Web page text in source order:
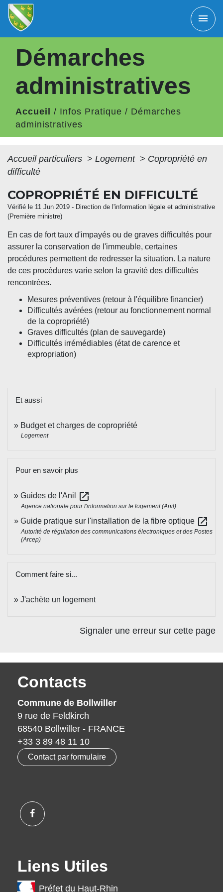
menu
Démarches
administratives
Accueil / Infos Pratique / Démarches
administratives
Accueil particuliers > Logement > Copropriété en
difficulté
COPROPRIÉTÉ EN DIFFICULTÉ
Vérifié le 11 Jun 2019 - Direction de l'information légale et administrative
(Première ministre)
En cas de fort taux d'impayés ou de graves difficultés pour
assurer la conservation de l'immeuble, certaines
procédures permettent de redresser la situation. La nature
de ces procédures varie selon la gravité des difficultés
rencontrées.
Mesures préventives (retour à l'équilibre financier)
Difficultés avérées (retour au fonctionnement normal
de la copropriété)
Graves difficultés (plan de sauvegarde)
Difficultés irrémédiables (état de carence et
expropriation)
Et aussi
Budget et charges de copropriété
Logement
Pour en savoir plus
Guides de l'Anil open_in_new
Agence nationale pour l'information sur le logement (Anil)
Guide pratique sur l'installation de la fibre optique open_in_new
Autorité de régulation des communications électroniques et des Postes
(Arcep)
Comment faire si...
J'achète un logement
Signaler une erreur sur cette page
Contacts
Commune de Bollwiller
9 rue de Feldkirch
68540 Bollwiller - FRANCE
+33 3 89 48 11 10
Contact par formulaire
Liens Utiles
Préfet du Haut-Rhin